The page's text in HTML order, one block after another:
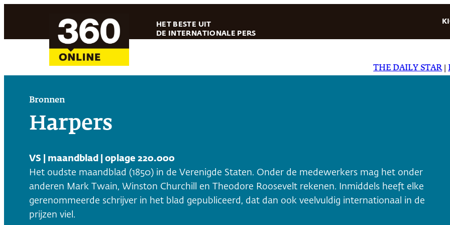
HET BESTE UIT
DE INTERNATIONALE PERS
THE DAILY STAR|EL
Bronnen
Harpers
VS | maandblad | oplage 220.000
Het oudste maandblad (1850) in de Verenigde Staten. Onder de medewerkers mag het onder
anderen Mark Twain, Winston Churchill en Theodore Roosevelt rekenen. Inmiddels heeft elke
gerenommeerde schrijver in het blad gepubliceerd, dat dan ook veelvuldig internationaal in de
prijzen viel.